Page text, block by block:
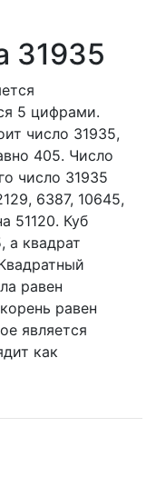
31935
5 цифрами.
число 31935,
405. Число
число 31935
6387, 10645,
51120. Куб
а квадрат
равен
равен
является
как